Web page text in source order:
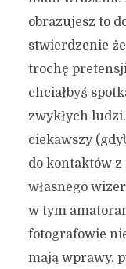
obrazujesz to
stwierdzenie
trochę
chciałbyś
zwykłych
ciekawszy
do kontaktów
własnego
w tym
fotografowie
mają wprawy.